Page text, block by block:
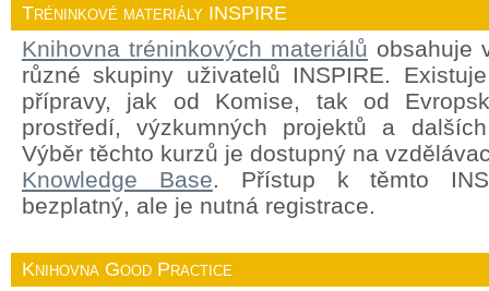
Tréninkové materiály INSPIRE
Knihovna tréninkových materiálů obsahuje
různé skupiny uživatelů INSPIRE.
přípravy, jak od Komise, tak od
prostředí, výzkumných projektů a
Výběr těchto kurzů je dostupný na
Knowledge Base. Přístup k těmto
bezplatný, ale je nutná registrace.
Knihovna Good Practice